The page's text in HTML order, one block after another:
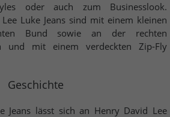
oder auch zum Businesslook.
Luke Jeans sind mit einem kleinen
Bund sowie an der rechten
und mit einem verdeckten Zip-Fly
Geschichte
Jeans lässt sich an Henry David Lee